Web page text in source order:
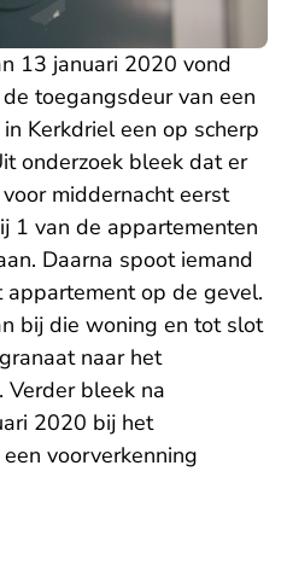
13 januari 2020 vond
toegangsdeur van een
Kerkdriel een op scherp
onderzoek bleek dat er
middernacht eerst
1 van de appartementen
Daarna spoot iemand
appartement op de gevel.
bij die woning en tot slot
naar het
Verder bleek na
2020 bij het
voorverkenning